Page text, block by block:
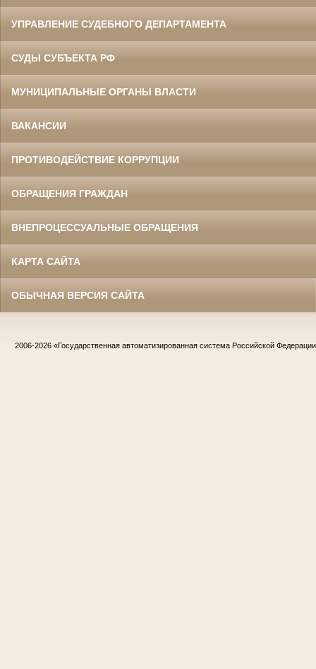
УПРАВЛЕНИЕ СУДЕБНОГО ДЕПАРТАМЕНТА
СУДЫ СУБЪЕКТА РФ
МУНИЦИПАЛЬНЫЕ ОРГАНЫ ВЛАСТИ
ВАКАНСИИ
ПРОТИВОДЕЙСТВИЕ КОРРУПЦИИ
ОБРАЩЕНИЯ ГРАЖДАН
ВНЕПРОЦЕССУАЛЬНЫЕ ОБРАЩЕНИЯ
КАРТА САЙТА
ОБЫЧНАЯ ВЕРСИЯ САЙТА
2006-2026 «Государственная автоматизированная система Российской